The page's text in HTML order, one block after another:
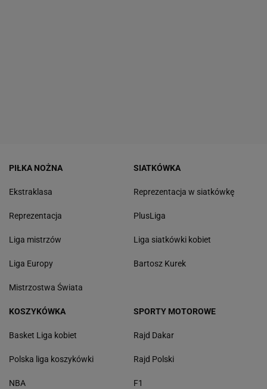
PIŁKA NOŻNA
Ekstraklasa
Reprezentacja
Liga mistrzów
Liga Europy
Mistrzostwa Świata
SIATKÓWKA
Reprezentacja w siatkówkę
PlusLiga
Liga siatkówki kobiet
Bartosz Kurek
KOSZYKÓWKA
Basket Liga kobiet
Polska liga koszykówki
NBA
SPORTY MOTOROWE
Rajd Dakar
Rajd Polski
F1